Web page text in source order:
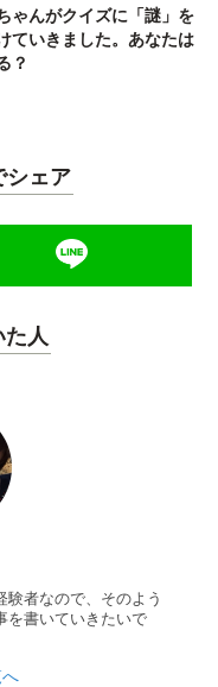
ゃんがクイズに「謎」を
ていきました。あなたは
？
シェア
た人
者なので、そのよう
を書いていきたいで